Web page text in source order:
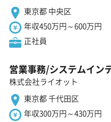
東京都 中央区
年収450万円～600万円
正社員
営業事務/システムイン
株式会社ライオット
東京都 千代田区
年収300万円～430万円